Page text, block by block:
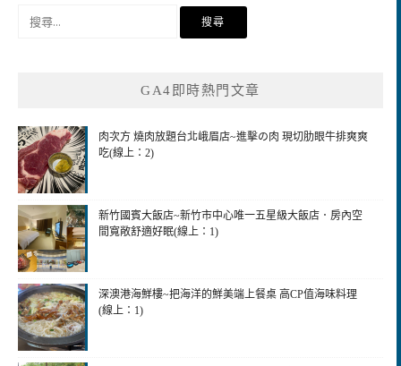
GA4即時熱門文章
肉次方 燒肉放題台北峨眉店~進擊の肉 現切肋眼牛排爽爽
吃(線上：2)
新竹國賓大飯店~新竹市中心唯一五星級大飯店．房內空
間寬敞舒適好眠(線上：1)
深澳港海鮮樓~把海洋的鮮美端上餐桌 高CP值海味料理
(線上：1)